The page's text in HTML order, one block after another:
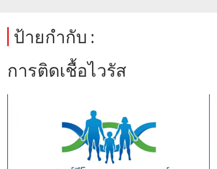
ป้ายกำกับ :
การติดเชื้อไวรัส